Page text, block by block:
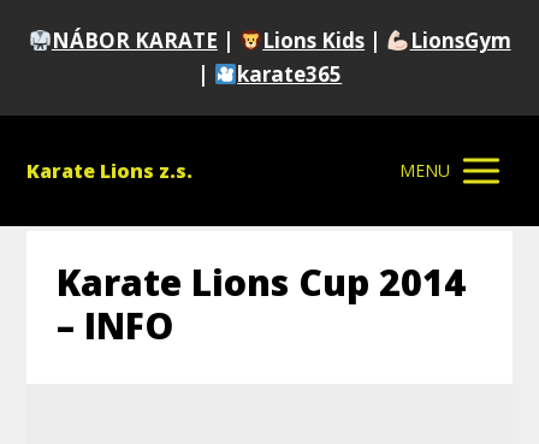
NÁBOR KARATE | Lions Kids |
LionsGym
|
karate365
Karate Lions z.s. MENU
Karate Lions Cup 2014
– INFO